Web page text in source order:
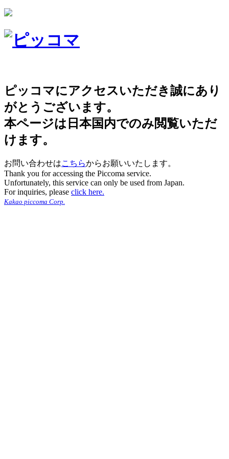
ピッコマにアクセスいただき誠にあり
がとうございます。
本ページは日本国内でのみ閲覧いただ
けます。
お問い合わせはこちらからお願いいたします。
Thank you for accessing the Piccoma service.
Unfortunately, this service can only be used from Japan.
For inquiries, please click here.
Kakao piccoma Corp.